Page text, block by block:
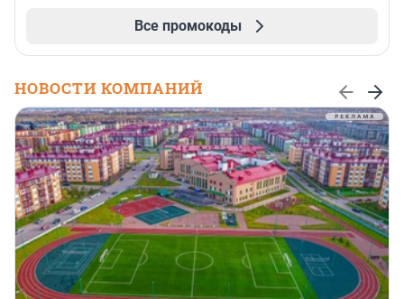
Все промокоды
НОВОСТИ КОМПАНИЙ